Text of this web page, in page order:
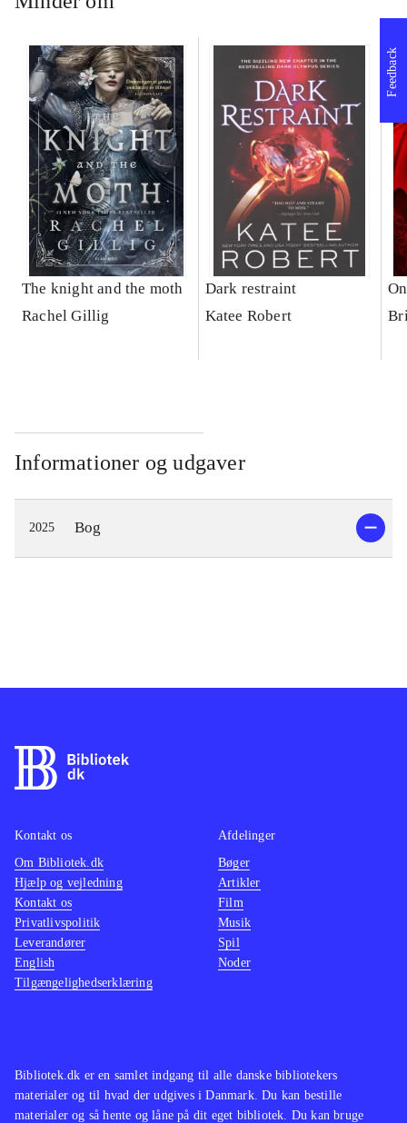
The knight and the moth
Rachel Gillig
Dark restraint
Katee Robert
Informationer og udgaver
2025 Bog
Feedback
Bibliotek.dk er en samlet indgang til alle danske bibliotekers
materialer og til hvad der udgives i Danmark. Du kan bestille
materialer og så hente og låne på dit eget bibliotek. Du kan bruge
Kontakt os
Om Bibliotek.dk
Hjælp og vejledning
Kontakt os
Privatlivspolitik
Leverandører
English
Tilgængelighedserklæring
Afdelinger
Bøger
Artikler
Film
Musik
Spil
Noder